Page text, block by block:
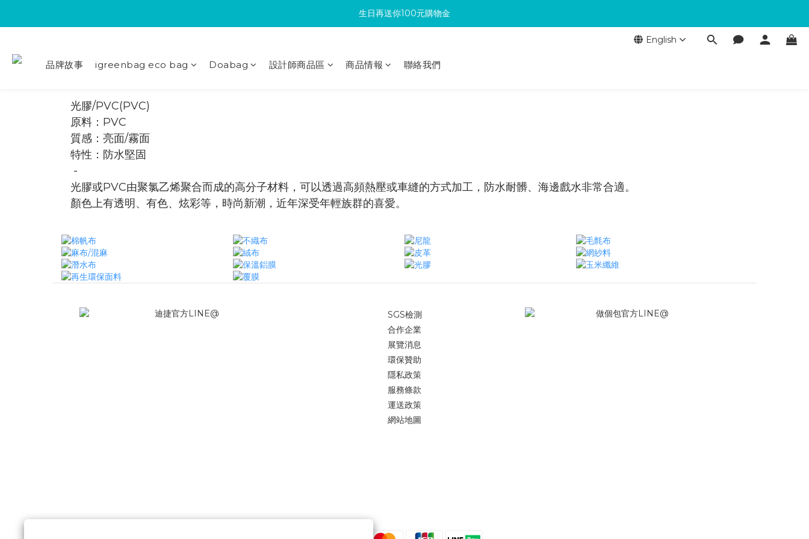
滿300回饋10%購物金
生日再送你100元購物金
滿300回饋10%購物金
English
品牌故事 igreenbag eco bag Doabag 設計師商品區 商品情報 聯絡我們
光膠/PVC(PVC)
原料：PVC
質感：亮面/霧面
​特性：防水堅固
-
光膠或PVC由聚氯乙烯聚合而成的高分子材料，可以透過高頻熱壓或車縫的方式加工，防水耐髒、海邊戲水非常合適。
顏色上有透明、有色、炫彩等，時尚新潮，近年深受年輕族群的喜愛。
SGS檢測
合作企業
展覽消息
環保贊助
隱私政策
服務條款
運送政策
網站地圖